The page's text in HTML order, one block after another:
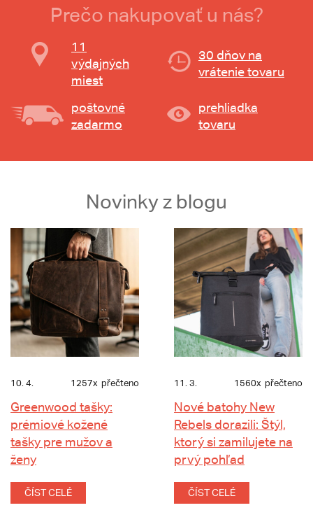
Prečo nakupovať u nás?
11
výdajných
miest
30 dňov na
vrátenie tovaru
poštovné
zadarmo
prehliadka
tovaru
Novinky z blogu
10. 4. 1257x přečteno
Greenwood tašky:
prémiové kožené
tašky pre mužov a
ženy
ČÍST CELÉ
11. 3. 1560x přečteno
Nové batohy New
Rebels dorazili: Štýl,
ktorý si zamilujete na
prvý pohľad
ČÍST CELÉ